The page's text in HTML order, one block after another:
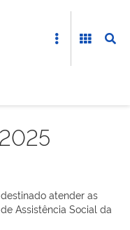
atender as
Assistência Social da